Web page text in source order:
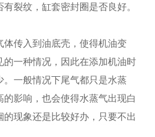
裂纹，缸套密封圈是否良好。
体传入到油底壳，使得机油变
的一种情况，因此在添加机油时
。一般情况下尾气都只是水蒸
影响，也会使得水蒸气出现白
现象还是比较好办，只要不出